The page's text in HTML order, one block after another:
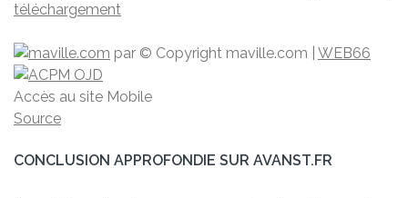
téléchargement
par © Copyright maville.­com WEB66
Accès au site Mobile
Source
CONCLUSION APPROFONDIE SUR AVANST.FR